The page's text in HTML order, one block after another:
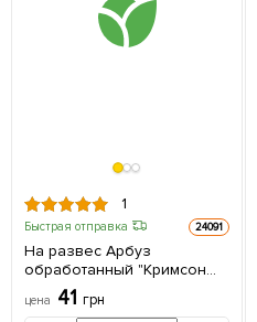
1
Быстрая отправка 24091
На развес Арбуз
обработанный "Кримсон
Свит" ТМ "Весна" цена за
6г
цена 41 грн